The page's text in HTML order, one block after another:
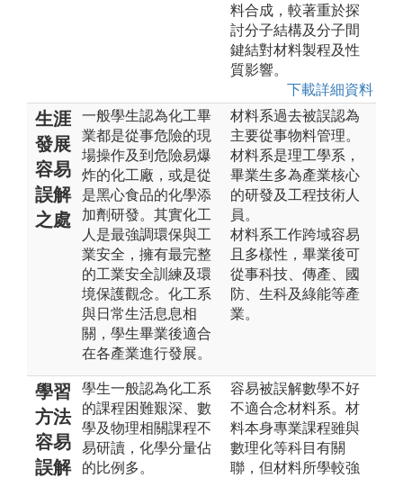
料合成，較著重於探
討分子結構及分子間
鍵結對材料製程及性
質影響。
下載詳細資料
生涯
發展
容易
誤解
之處
一般學生認為化工畢
業都是從事危險的現
場操作及到危險易爆
炸的化工廠，或是從
是黑心食品的化學添
加劑研發。其實化工
人是最強調環保與工
業安全，擁有最完整
的工業安全訓練及環
境保護觀念。化工系
與日常生活息息相
關，學生畢業後適合
在各產業進行發展。
材料系過去被誤認為
主要從事物料管理。
材料系是理工學系，
畢業生多為產業核心
的研發及工程技術人
員。
材料系工作跨域容易
且多樣性，畢業後可
從事科技、傳產、國
防、生科及綠能等產
業。
學習
方法
容易
誤解
學生一般認為化工系
的課程困難艱深、數
學及物理相關課程不
易研讀，化學分量佔
的比例多。
容易被誤解數學不好
不適合念材料系。材
料本身專業課程雖與
數理化等科目有關
聯，但材料所學較強